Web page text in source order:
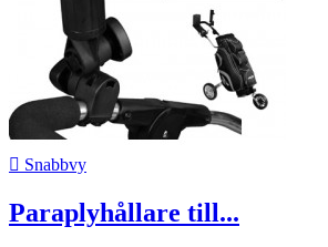
 Snabbvy
Paraplyhållare till...